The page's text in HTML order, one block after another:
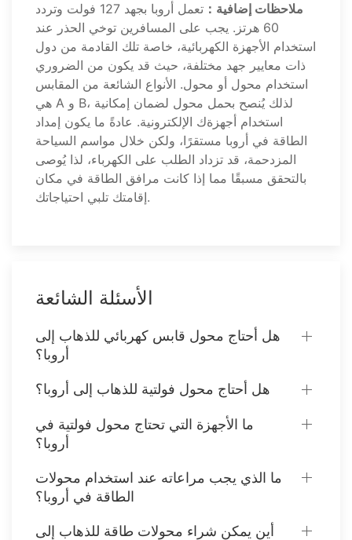
ملاحظات إضافية：
تعمل أروبا بجهد 127 فولت وتردد
60 هرتز. يجب على المسافرين توخي الحذر عند
استخدام الأجهزة الكهربائية، خاصة تلك القادمة من دول
ذات معايير جهد مختلفة، حيث قد يكون من الضروري
استخدام محول أو محول. الأنواع الشائعة من المقابس
هي A و B، لذلك يُنصح بحمل محول لضمان إمكانية
استخدام أجهزةك الإلكترونية. عادةً ما يكون إمداد
الطاقة في أروبا مستقرًا، ولكن خلال مواسم السياحة
المزدحمة، قد تزداد الطلب على الكهرباء، لذا يُوصى
بالتحقق مسبقًا مما إذا كانت مرافق الطاقة في مكان
إقامتك تلبي احتياجاتك.
الأسئلة الشائعة
هل أحتاج محول قابس كهربائي للذهاب إلى
أروبا؟
هل أحتاج محول فولتية للذهاب إلى أروبا؟
ما الأجهزة التي تحتاج محول فولتية في
أروبا؟
ما الذي يجب مراعاته عند استخدام محولات
الطاقة في أروبا؟
أين يمكن شراء محولات طاقة للذهاب إلى